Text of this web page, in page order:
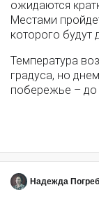
ожидаются
Местами
которого будут
Температура
градуса, но
побережье – до
Надежда